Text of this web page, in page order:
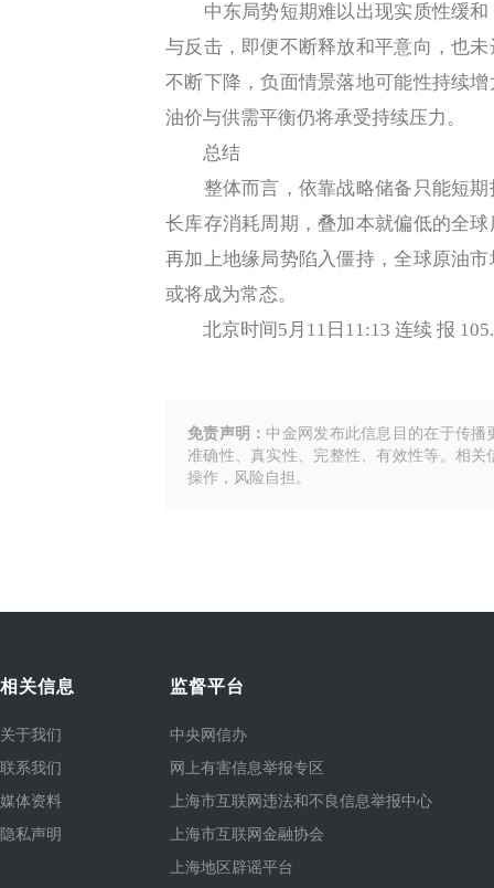
中东局势短期难以出现实质性缓和
与反击，即便不断释放和平意向，也
不断下降，负面情景落地可能性持续
油价与供需平衡仍将承受持续压力。
总结
整体而言，依靠战略储备只能短期
长库存消耗周期，叠加本就偏低的全
再加上地缘局势陷入僵持，全球原油
或将成为常态。
北京时间5月11日11:13 连续 报
免责声明： 中金网发布此信息目的在于传
准确性、真实性、完整性、有效性等。相
操作，风险自担。
相关信息
关于我们
联系我们
媒体资料
隐私声明
监督平台
中央网信办
网上有害信息举报专区
上海市互联网违法和不良信息举报中心
上海市互联网金融协会
上海地区辟谣平台